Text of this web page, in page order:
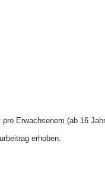
Erwachsenem (ab 16
erhoben.